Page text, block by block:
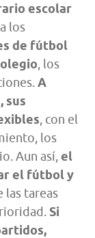
escolar
los
de fútbol
, los
A
sus
, con el
los
Aun así, el
el fútbol y
las tareas
Si